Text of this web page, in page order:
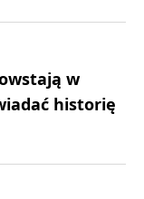
w
historię